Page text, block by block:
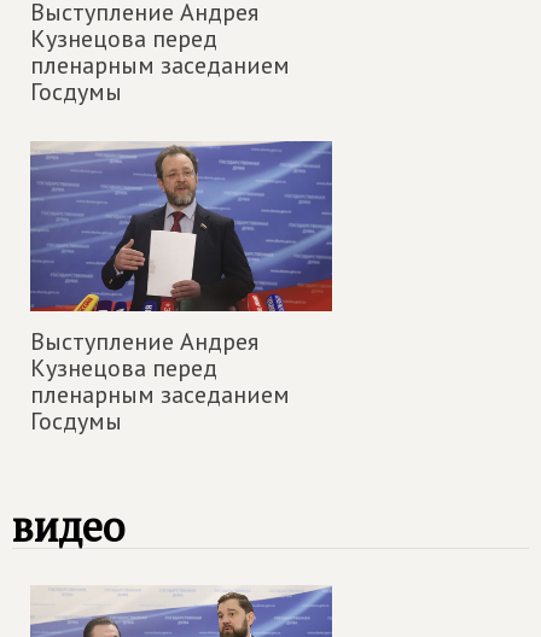
Выступление Андрея
Кузнецова перед
пленарным заседанием
Госдумы
Выступление Андрея
Кузнецова перед
пленарным заседанием
Госдумы
видео